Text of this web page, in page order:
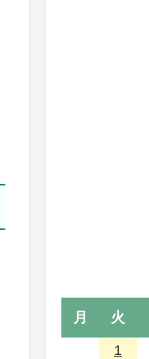
月 火
1